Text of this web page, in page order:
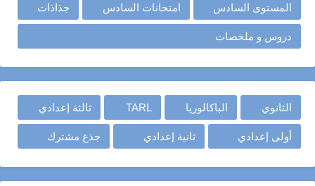
المستوى السادس امتحانات السادس جذاذات
دروس و ملخصات
الثانوي الباكالوريا TARL ثالثة إعدادي
أولى إعدادي ثانية إعدادي جذع مشترك